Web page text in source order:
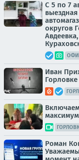
С 5 по 7
округов
Иван
Горловке
максимум
Роман